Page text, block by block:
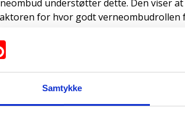
Samtykke
understøtter dette. Den viser
for hvor godt verneombudrollen
svakt regulert
én bestemmelse i arbeidsmiljøloven
Den gjelder såkalte særskilte
som leder eller